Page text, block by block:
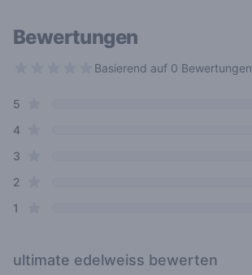
Bewertungen
Basierend auf 0 Bewertungen
Review data
5
4star reviews
3
2
1
ultimate edelweiss bewerten